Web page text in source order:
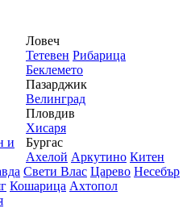
и
Ловеч
Тетевен Рибарица
Беклемето
Пазарджик
Велинград
Пловдив
Хисаря
Бургас
Ахелой Аркутино Китен
Свети Влас Царево Несебър
Кошарица Ахтопол